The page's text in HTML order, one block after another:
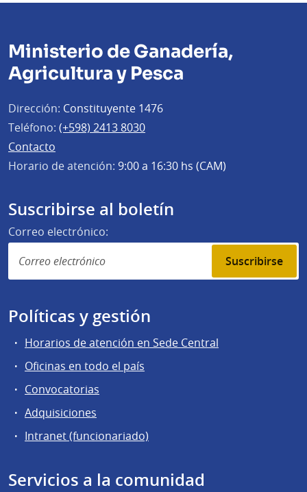
Ministerio de Ganadería,
Agricultura y Pesca
Dirección: Constituyente 1476
Teléfono: (+598) 2413 8030
Contacto
Horario de atención: 9:00 a 16:30 hs (CAM)
Suscribirse al boletín
Correo electrónico:
Suscribirse
Políticas y gestión
Horarios de atención en Sede Central
Oficinas en todo el país
Convocatorias
Adquisiciones
Intranet (funcionariado)
Servicios a la comunidad